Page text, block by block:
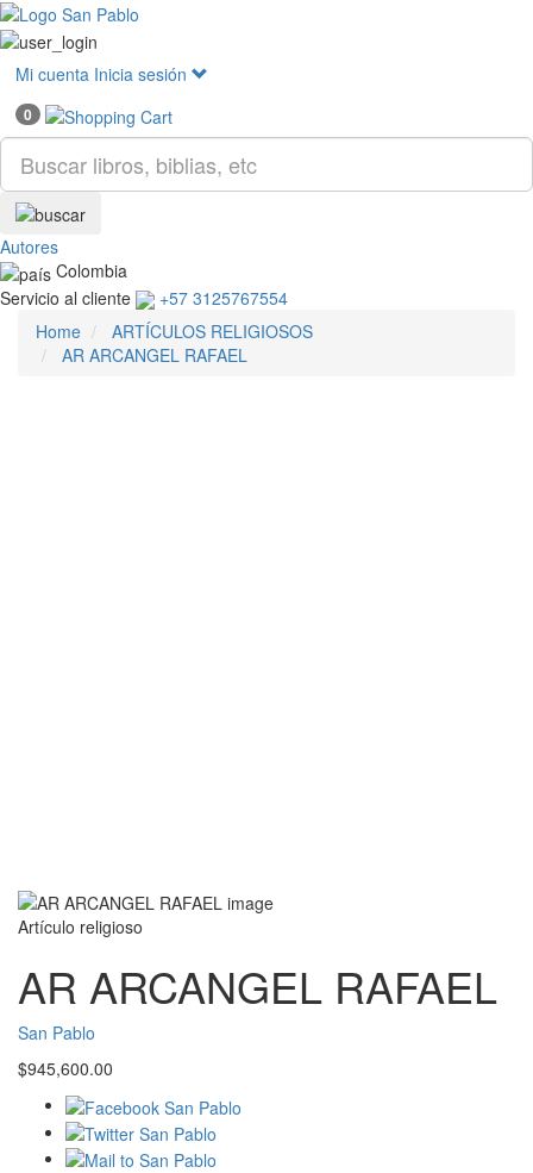
Mi cuenta Inicia sesión
0
Autores
Colombia
Servicio al cliente
+57 3125767554
Home
ARTÍCULOS RELIGIOSOS
AR ARCANGEL RAFAEL
Artículo religioso
AR ARCANGEL RAFAEL
San Pablo
$945,600.00